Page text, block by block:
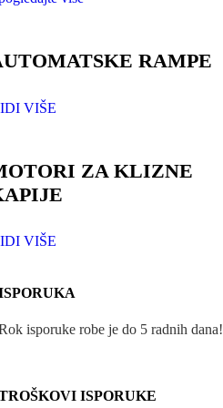
RAMPE
VIŠE
ZA KLIZNE
VIŠE
isporuke robe je do 5 radnih dana!
ISPORUKE